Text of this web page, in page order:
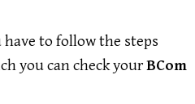
to follow the steps
you can check yourBCom